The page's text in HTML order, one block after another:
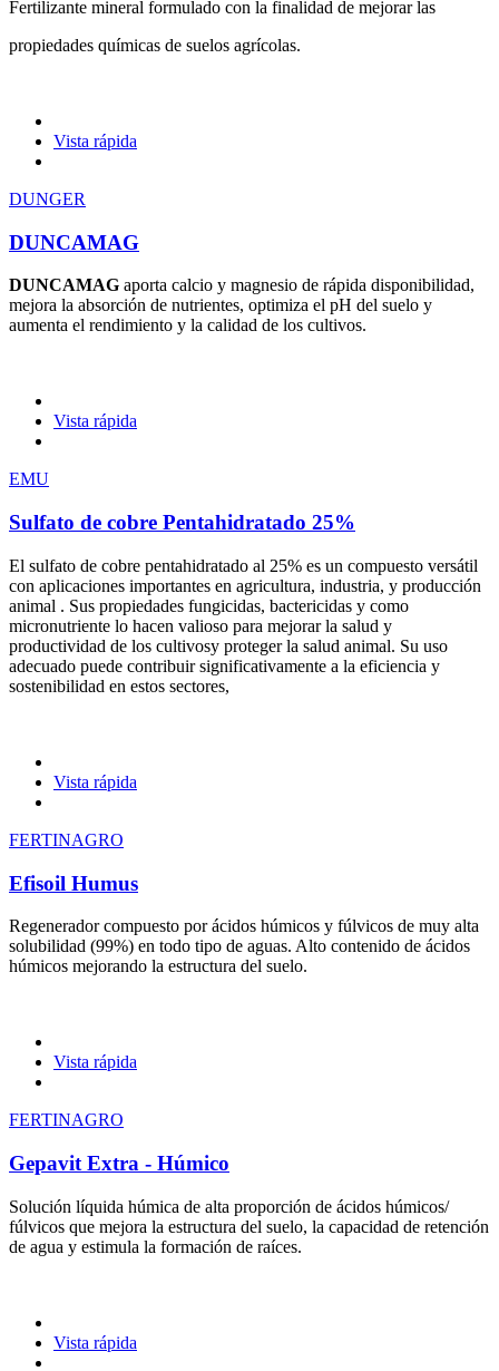
Fertilizante mineral formulado con la finalidad de mejorar las
propiedades químicas de suelos agrícolas.
Vista rápida
DUNGER
DUNCAMAG
DUNCAMAG aporta calcio y magnesio de rápida disponibilidad,
mejora la absorción de nutrientes, optimiza el pH del suelo y
aumenta el rendimiento y la calidad de los cultivos.
Vista rápida
EMU
Sulfato de cobre Pentahidratado 25%
El sulfato de cobre pentahidratado al 25% es un compuesto versátil
con aplicaciones importantes en agricultura, industria, y producción
animal . Sus propiedades fungicidas, bactericidas y como
micronutriente lo hacen valioso para mejorar la salud y
productividad de los cultivosy proteger la salud animal. Su uso
adecuado puede contribuir significativamente a la eficiencia y
sostenibilidad en estos sectores,
Vista rápida
FERTINAGRO
Efisoil Humus
Regenerador compuesto por ácidos húmicos y fúlvicos de muy alta
solubilidad (99%) en todo tipo de aguas. Alto contenido de ácidos
húmicos mejorando la estructura del suelo.
Vista rápida
FERTINAGRO
Gepavit Extra - Húmico
Solución líquida húmica de alta proporción de ácidos húmicos/
fúlvicos que mejora la estructura del suelo, la capacidad de retención
de agua y estimula la formación de raíces.
Vista rápida